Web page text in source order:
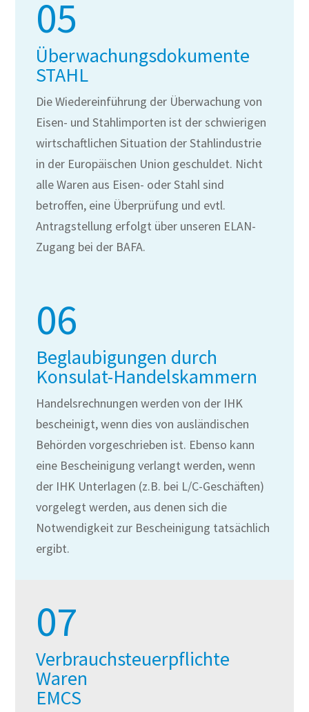
05
Überwachungsdokumente
STAHL
Die Wiedereinführung der Überwachung von
Eisen- und Stahlimporten ist der schwierigen
wirtschaftlichen Situation der Stahlindustrie
in der Europäischen Union geschuldet. Nicht
alle Waren aus Eisen- oder Stahl sind
betroffen, eine Überprüfung und evtl.
Antragstellung erfolgt über unseren ELAN-
Zugang bei der BAFA.
06
Beglaubigungen durch
Konsulat-Handelskammern
Handelsrechnungen werden von der IHK
bescheinigt, wenn dies von ausländischen
Behörden vorgeschrieben ist. Ebenso kann
eine Bescheinigung verlangt werden, wenn
der IHK Unterlagen (z.B. bei L/C-Geschäften)
vorgelegt werden, aus denen sich die
Notwendigkeit zur Bescheinigung tatsächlich
ergibt.
07
Verbrauchsteuerpflichte
Waren
EMCS